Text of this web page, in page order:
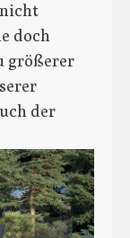
doch
größerer
der